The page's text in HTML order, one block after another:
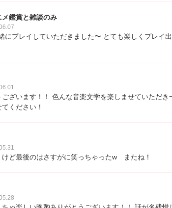
鑑賞と雑談のみ
にプレイしていただきました〜 とても楽しくプレイ
ざいます！！ 色んな音楽文学を楽しませていただき
ください！
けど最後のはさすがに笑っちゃったw またね！